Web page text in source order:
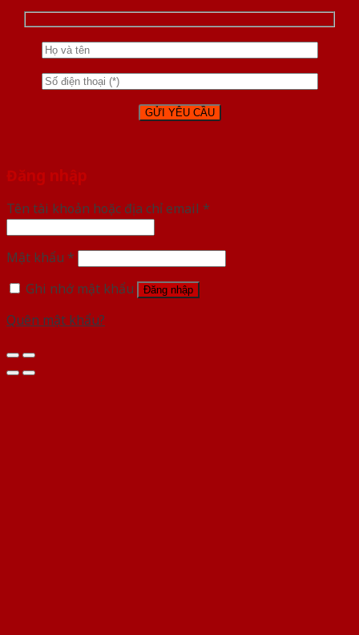
Đăng nhập
Tên tài khoản hoặc địa chỉ email *
Mật khẩu *
Ghi nhớ mật khẩu
Đăng nhập
Quên mật khẩu?